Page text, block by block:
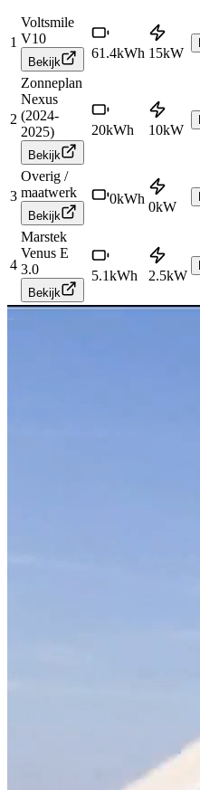
1
Voltsmile
V10
Bekijk
61.4kWh 15kW
2
Zonneplan
Nexus
(2024-
2025)
Bekijk
20kWh 10kW
3
Overig /
maatwerk
Bekijk
0kWh
0kW
4
Marstek
Venus E
3.0
Bekijk
5.1kWh 2.5kW